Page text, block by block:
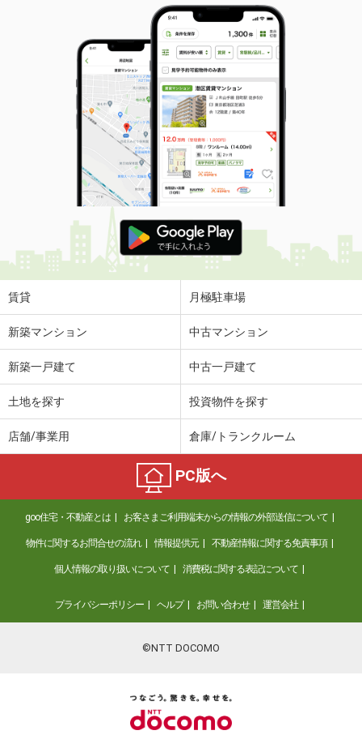
賃貸 月極駐車場
新築マンション 中古マンション
新築一戸建て 中古一戸建て
土地を探す 投資物件を探す
店舗/事業用 倉庫/トランクルーム
PC版へ
goo住宅・不動産とは お客さまご利用端末からの情報の外部送信について
物件に関するお問合せの流れ 情報提供元 不動産情報に関する免責事項
個人情報の取り扱いについて 消費税に関する表記について
プライバシーポリシー ヘルプ お問い合わせ 運営会社
©NTT DOCOMO